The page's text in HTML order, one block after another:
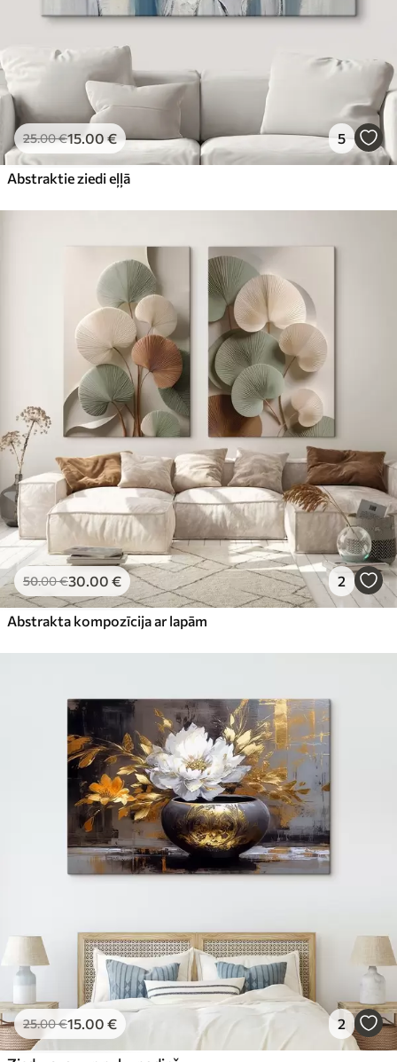
25.00€15.00€ 5
Abstraktie ziedi eļļā
50.00€30.00 € 2
Abstrakta kompozīcija ar lapām
25.00€15.00 € 2